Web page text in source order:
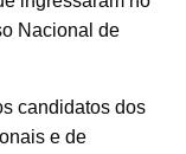
Nacional de
candidatos dos
e de